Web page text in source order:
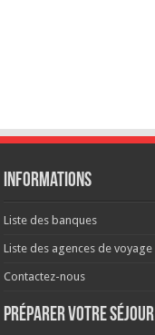
Informations
Liste des banques
Liste des agences de voyage
Contactez-nous
Préparer votre séjour